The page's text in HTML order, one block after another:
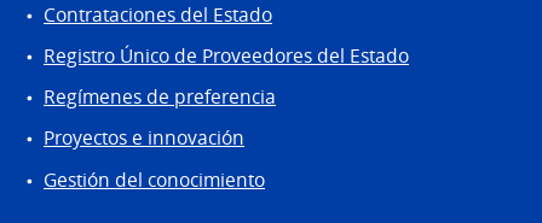
Contrataciones del Estado
Registro Único de Proveedores del Estado
Regímenes de preferencia
Proyectos e innovación
Gestión del conocimiento